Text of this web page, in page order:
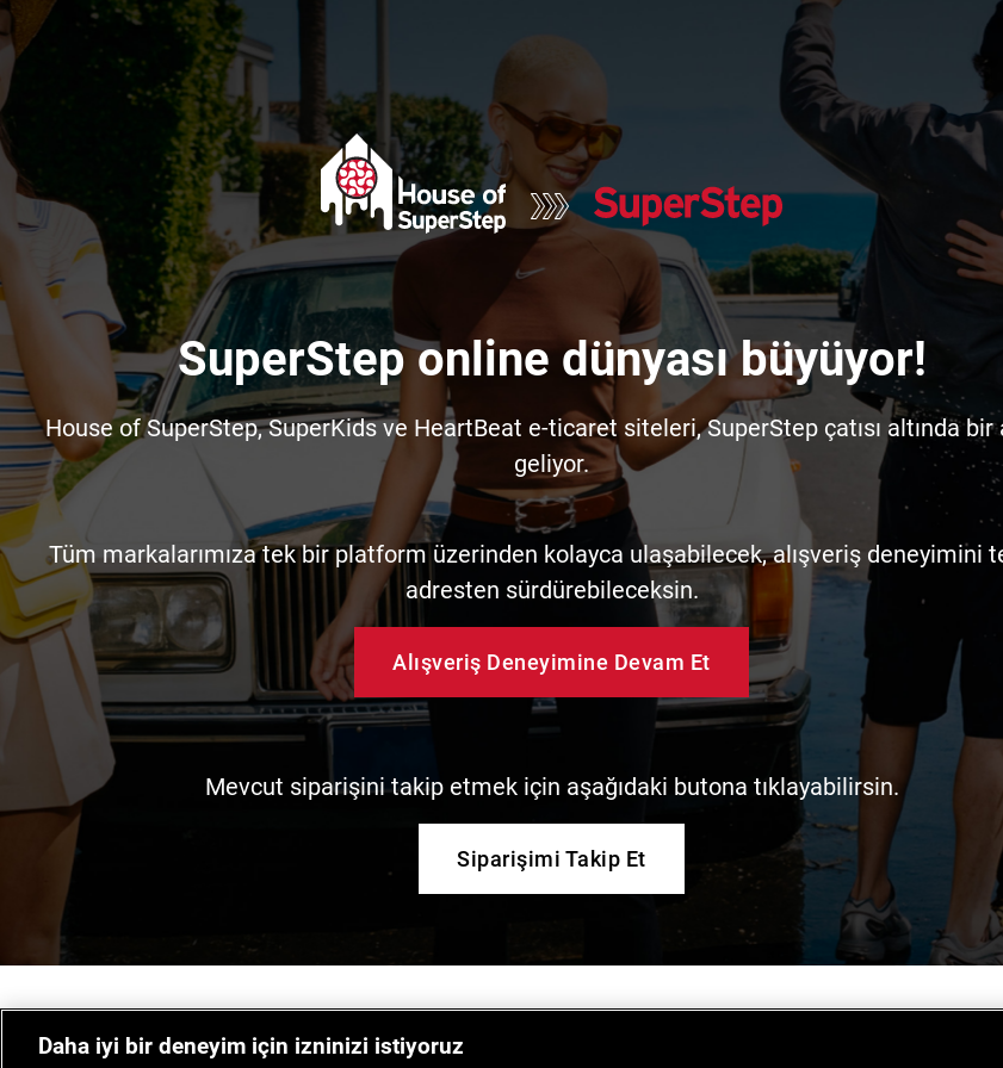
SuperStep online dünyası büyüyor!
House of SuperStep, SuperKids ve HeartBeat e-ticaret siteleri, SuperStep çatısı altında bir
geliyor.
Tüm markalarımıza tek bir platform üzerinden kolayca ulaşabilecek, alışveriş deneyimini
adresten sürdürebileceksin.
Alışveriş Deneyimine Devam Et
Mevcut siparişini takip etmek için aşağıdaki butona tıklayabilirsin.
Siparişimi Takip Et
Daha iyi bir deneyim için izninizi istiyoruz